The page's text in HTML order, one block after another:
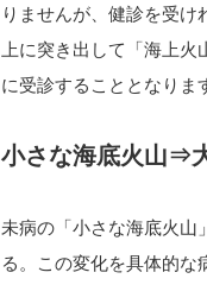
りませんが、健診を受
上に突き出して「海上火
に受診することとなりま
小さな海底火山⇒
未病の「小さな海底火山
る。この変化を具体的な